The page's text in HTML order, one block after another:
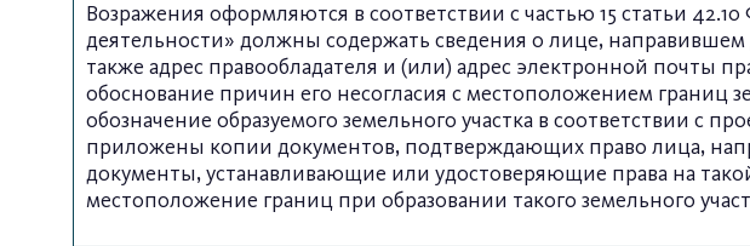
Возражения оформляются в соответствии с частью 15 статьи
деятельности» должны содержать сведения о лице,
также адрес правообладателя и (или) адрес электронной почты
обоснование причин его несогласия с местоположением границ
обозначение образуемого земельного участка в соответствии
приложены копии документов, подтверждающих право лица,
документы, устанавливающие или удостоверяющие права на
местоположение границ при образовании такого земельного